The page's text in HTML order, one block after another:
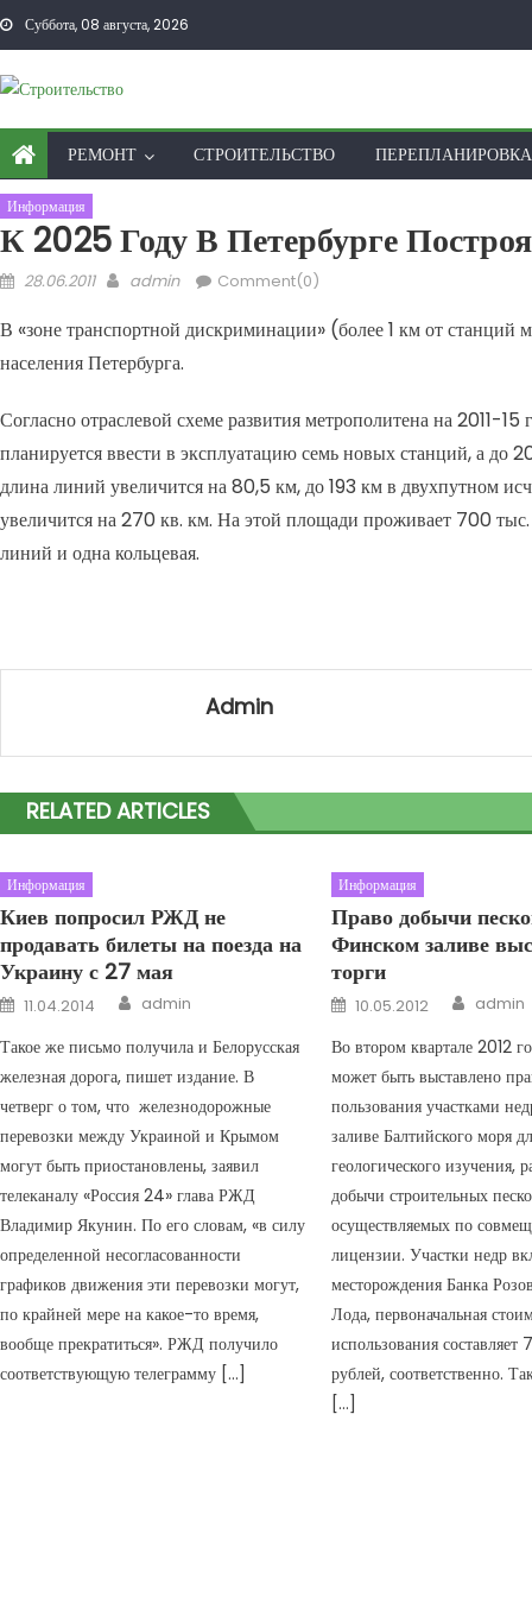
Skip to content
Суббота, 08 августа, 2026
РЕМОНТ СТРОИТЕЛЬСТВО
Информация
К 2025 Году В Петербурге
Posted on
28.06.2011 Author
admin Comment(0)
В «зоне транспортной дискриминации» (более 1 км от станций
населения Петербурга.
Согласно отраслевой схеме развития метрополитена на 2011-
планируется ввести в эксплуатацию семь новых станций, а
длина линий увеличится на 80,5 км, до 193 км в двухпутном
увеличится на 270 кв. км. На этой площади проживает 700
линий и одна кольцевая.
Admin
RELATED ARTICLES
Информация
Киев попросил РЖД не
продавать билеты на поезда на
Украину с 27 мая
Posted on
11.04.2014 Author
admin
Такое же письмо получила и Белорусская
железная дорога, пишет издание. В
четверг о том, что железнодорожные
перевозки между Украиной и Крымом
могут быть приостановлены, заявил
телеканалу «Россия 24» глава РЖД
Владимир Якунин. По его словам, «в силу
определенной несогласованности
графиков движения эти перевозки могут,
по крайней мере на какое-то время,
вообще прекратиться». РЖД получило
соответствующую телеграмму […]
Информация
Право добычи
Финском заливе
торги
Posted on
10.05.2012 Author
admin
Во втором квартале 2012
может быть выставлено
пользования участками
заливе Балтийского моря
геологического изучения,
добычи строительных
осуществляемых по
лицензии. Участки недр
месторождения Банка
Лода, первоначальная
использования
рублей, соответственно.
[…]